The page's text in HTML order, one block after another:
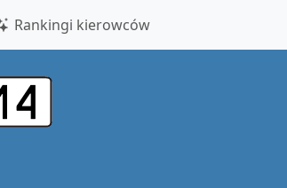
Rankingi kierowców